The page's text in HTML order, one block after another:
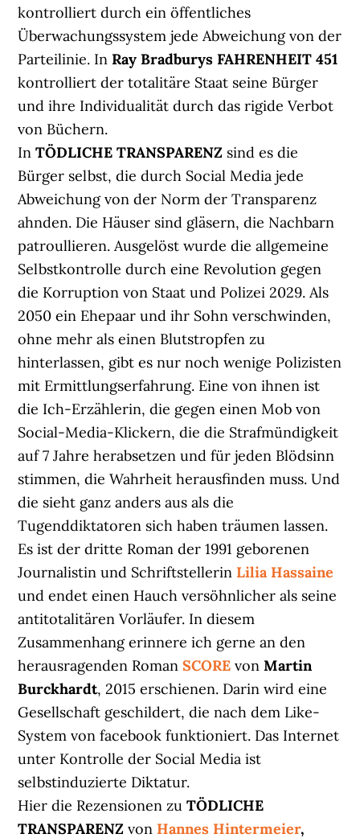
kontrolliert durch ein öffentliches
Überwachungssystem jede Abweichung von der
Parteilinie. InRay Bradburys FAHRENHEIT 451
kontrolliert der totalitäre Staat seine Bürger
und ihre Individualität durch das rigide Verbot
von Büchern.
InTÖDLICHE TRANSPARENZ sind es die
Bürger selbst, die durch Social Media jede
Abweichung von der Norm der Transparenz
ahnden. Die Häuser sind gläsern, die Nachbarn
patroullieren. Ausgelöst wurde die allgemeine
Selbstkontrolle durch eine Revolution gegen
die Korruption von Staat und Polizei 2029. Als
2050 ein Ehepaar und ihr Sohn verschwinden,
ohne mehr als einen Blutstropfen zu
hinterlassen, gibt es nur noch wenige Polizisten
mit Ermittlungserfahrung. Eine von ihnen ist
die Ich-Erzählerin, die gegen einen Mob von
Social-Media-Klickern, die die Strafmündigkeit
auf 7 Jahre herabsetzen und für jeden Blödsinn
stimmen, die Wahrheit herausfinden muss. Und
die sieht ganz anders aus als die
Tugenddiktatoren sich haben träumen lassen.
Es ist der dritte Roman der 1991 geborenen
Journalistin und Schriftstellerin Lilia Hassaine
und endet einen Hauch versöhnlicher als seine
antitotalitären Vorläufer. In diesem
Zusammenhang erinnere ich gerne an den
herausragenden RomanSCOREvonMartin
Burckhardt, 2015 erschienen. Darin wird eine
Gesellschaft geschildert, die nach dem Like-
System von facebook funktioniert. Das Internet
unter Kontrolle der Social Media ist
selbstinduzierte Diktatur.
Hier die Rezensionen zuTÖDLICHE
TRANSPARENZvon Hannes Hintermeier,